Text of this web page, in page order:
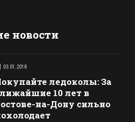
новости
03.01.2018
ледоколы: За
10 лет в
на-Дону сильно